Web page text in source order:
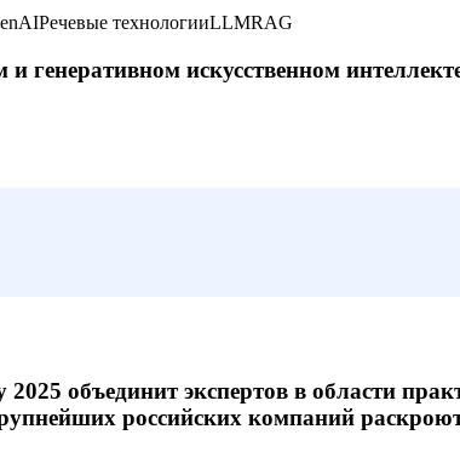
Речевые технологииLLMRAG
генеративном искусственном
объединит экспертов в области
российских компаний